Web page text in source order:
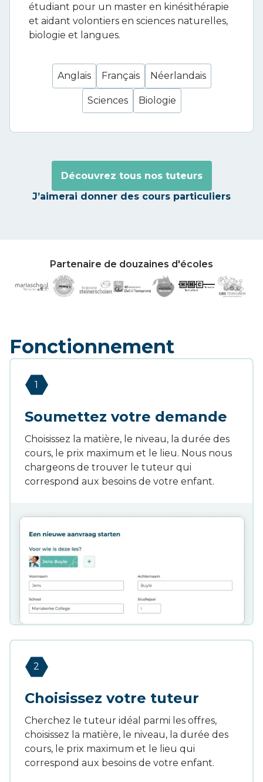
étudiant pour un master en kinésithérapie
et aidant volontiers en sciences naturelles,
biologie et langues.
Anglais Français Néerlandais
Sciences Biologie
Découvrez tous nos tuteurs
J’aimerai donner des cours particuliers
Partenaire de douzaines d'écoles
Fonctionnement
1
Soumettez votre demande
Choisissez la matière, le niveau, la durée des
cours, le prix maximum et le lieu. Nous nous
chargeons de trouver le tuteur qui
correspond aux besoins de votre enfant.
2
Choisissez votre tuteur
Cherchez le tuteur idéal parmi les offres,
choisissez la matière, le niveau, la durée des
cours, le prix maximum et le lieu qui
correspond aux besoins de votre enfant.